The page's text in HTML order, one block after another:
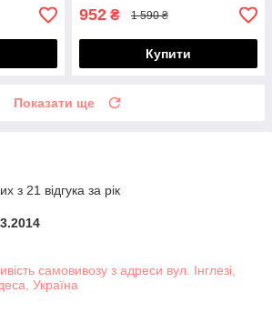
952 ₴ 1 590 ₴
Купити
Показати ще
з 21 відгука за рік
самовивозу з адреси вул. Інглезі,
Україна